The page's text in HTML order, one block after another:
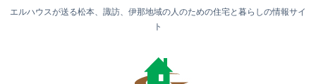
エルハウスが送る松本、諏訪、伊那地域の人のための住宅と暮らしの情報サイ
ト